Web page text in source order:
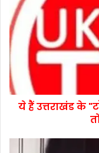
ये हैं उत्तराखंड के